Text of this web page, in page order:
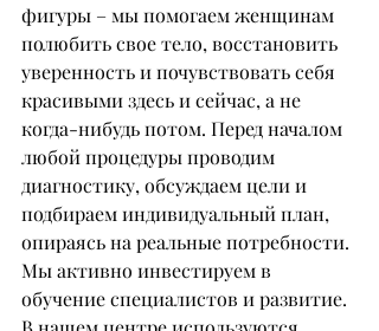
фигуры – мы помогаем женщинам
полюбить свое тело, восстановить
уверенность и почувствовать себя
красивыми здесь и сейчас, а не
когда-нибудь потом. Перед началом
любой процедуры проводим
диагностику, обсуждаем цели и
подбираем индивидуальный план,
опираясь на реальные потребности.
Мы активно инвестируем в
обучение специалистов и развитие.